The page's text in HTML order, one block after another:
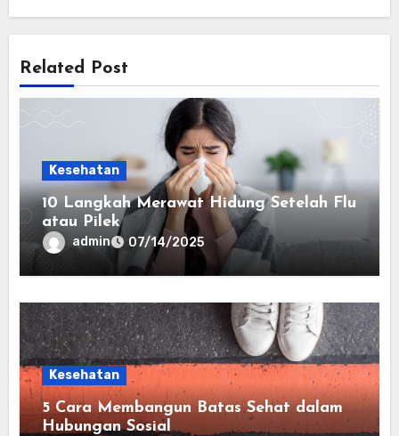
Related Post
Kesehatan
10 Langkah Merawat Hidung Setelah Flu
atau Pilek
admin 07/14/2025
Kesehatan
5 Cara Membangun Batas Sehat dalam
Hubungan Sosial